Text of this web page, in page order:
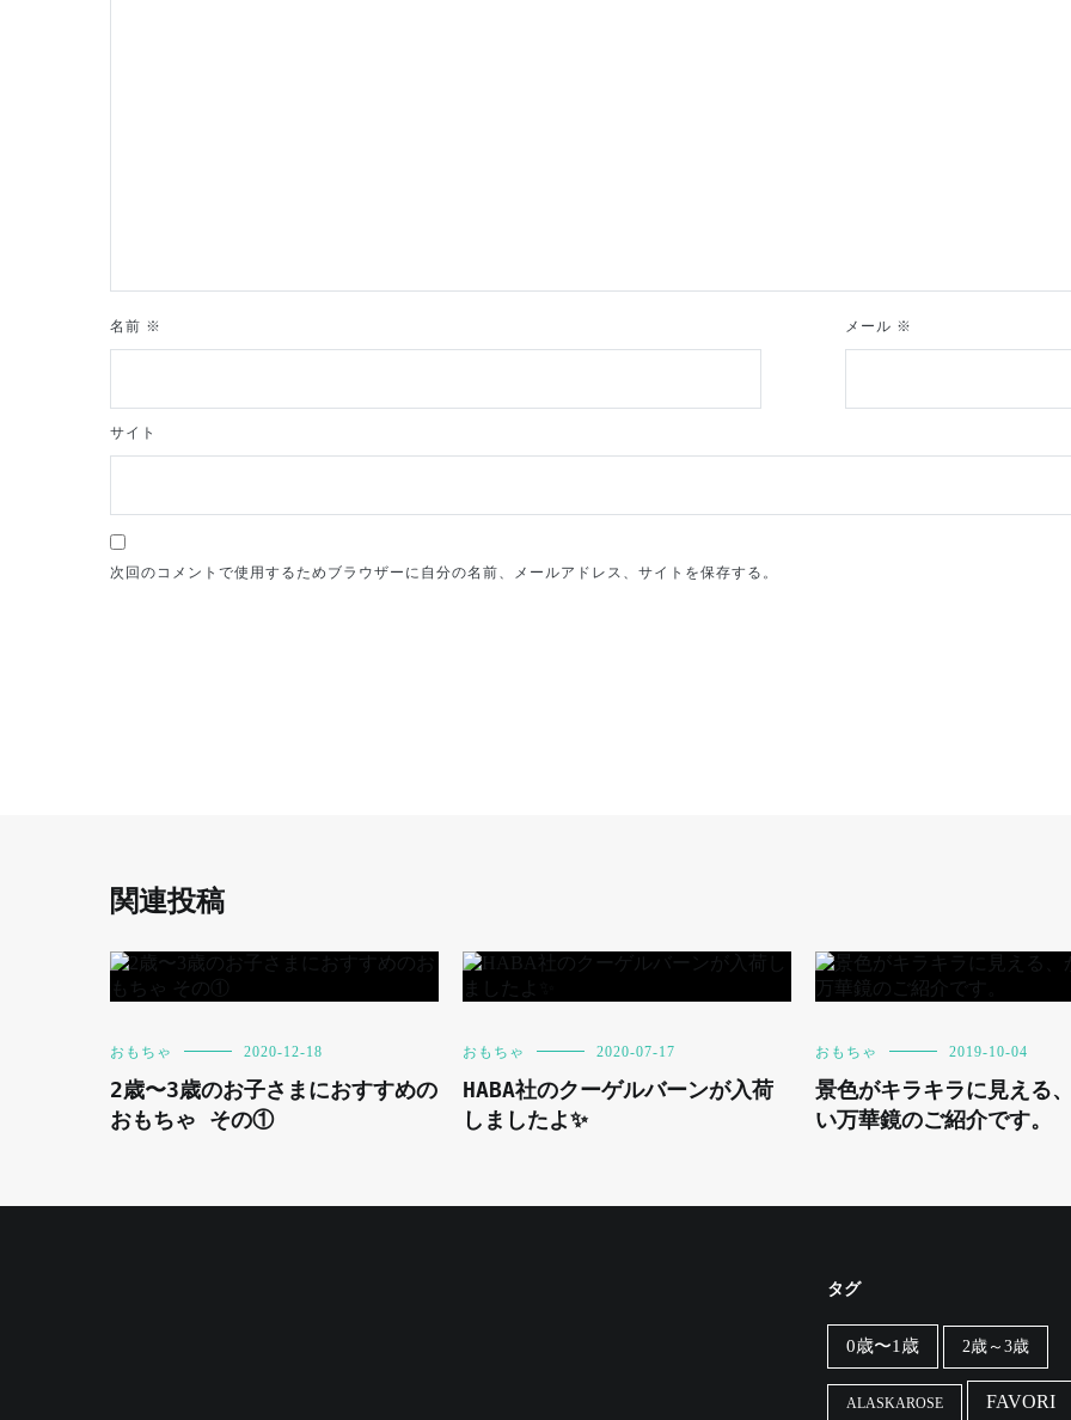
名前 ※ メール ※
サイト
次回のコメントで使用するためブラウザーに自分の名前、メールアドレス、サイトを保存する。
関連投稿
おもちゃ 2020-12-18
2歳〜3歳のお子さまにおすすめの
おもちゃ その①
おもちゃ 2020-07-17
HABA社のクーゲルバーンが入荷
しましたよ✨
おもちゃ 2019-10-04
景色がキラキラに見える
い万華鏡のご紹介です。
タグ
0歳〜1歳 2歳～3歳
ALASKAROSE FAVORI